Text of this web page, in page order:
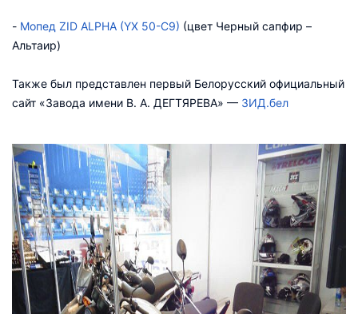
- Мопед ZID ALPHA (YX 50-C9) (цвет Черный сапфир –
Альтаир)
Также был представлен первый Белорусский официальный
сайт «Завода имени В. А. ДЕГТЯРЕВА» — ЗИД.бел